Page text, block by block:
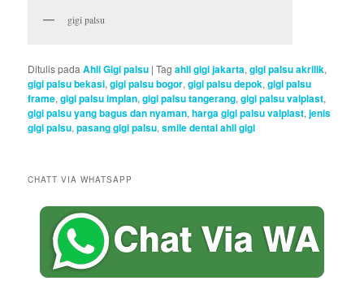
gigi palsu
Ditulis pada Ahli Gigi palsu |Tag ahli gigi jakarta,gigi palsu akrilik,
gigi palsu bekasi,gigi palsu bogor,gigi palsu depok,gigi palsu
frame,gigi palsu implan,gigi palsu tangerang,gigi palsu valplast,
gigi palsu yang bagus dan nyaman,harga gigi palsu valplast,jenis
gigi palsu,pasang gigi palsu,smile dental ahli gigi
CHATT VIA WHATSAPP